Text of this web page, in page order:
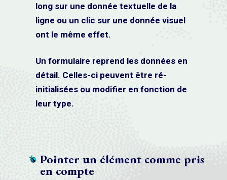
long sur une donnée textuelle de la
ligne ou un clic sur une donnée visuel
ont le même effet.
Un formulaire reprend les données en
détail. Celles-ci peuvent être ré-
initialisées ou modifier en fonction de
leur type.
Pointer un élément comme pris
en compte